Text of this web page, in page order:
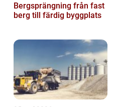
Bergsprängning från fast
berg till färdig byggplats